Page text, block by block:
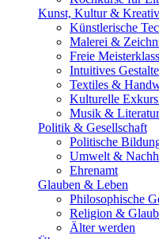
Kunst, Kultur &
Künstlerische
Malerei &
Freie
Intuitives
Textiles &
Kulturelle
Musik & Literatur
Politik & Gesellschaft
Politische
Umwelt &
Ehrenamt
Glauben & Leben
Philosophische
Religion &
Älter werden